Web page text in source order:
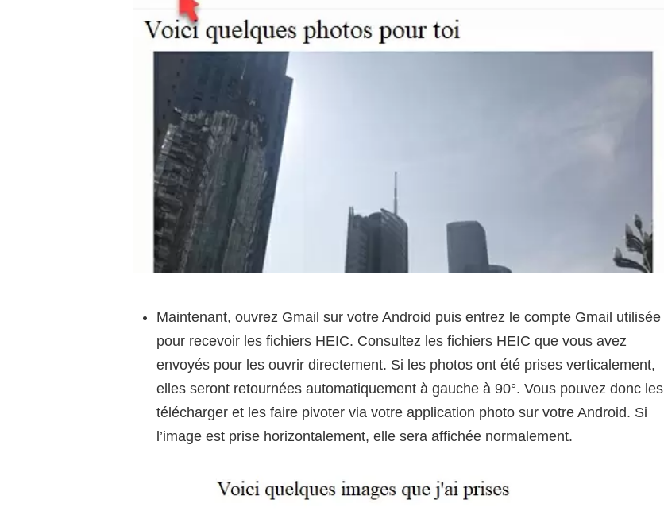
Maintenant, ouvrez Gmail sur votre Android puis entrez le compte Gmail utilisée
pour recevoir les fichiers HEIC. Consultez les fichiers HEIC que vous avez
envoyés pour les ouvrir directement. Si les photos ont été prises verticalement,
elles seront retournées automatiquement à gauche à 90°. Vous pouvez donc les
télécharger et les faire pivoter via votre application photo sur votre Android. Si
l’image est prise horizontalement, elle sera affichée normalement.